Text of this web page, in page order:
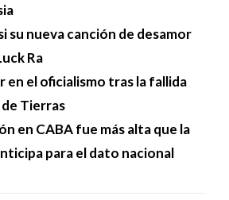
su nueva canción de desamor
Ra
en el oficialismo tras la fallida
Tierras
en CABA fue más alta que la
para el dato nacional